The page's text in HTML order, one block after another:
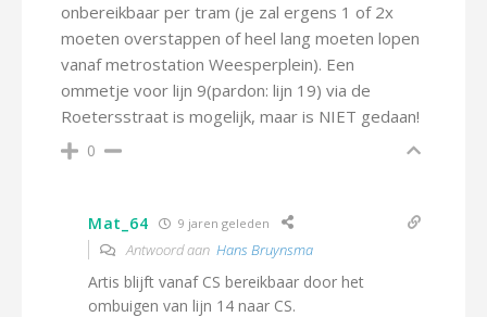
onbereikbaar per tram (je zal ergens 1 of 2x
moeten overstappen of heel lang moeten lopen
vanaf metrostation Weesperplein). Een
ommetje voor lijn 9(pardon: lijn 19) via de
Roetersstraat is mogelijk, maar is NIET gedaan!
0
Mat_64 9 jaren geleden
Antwoord aan Hans Bruynsma
Artis blijft vanaf CS bereikbaar door het
ombuigen van lijn 14 naar CS.